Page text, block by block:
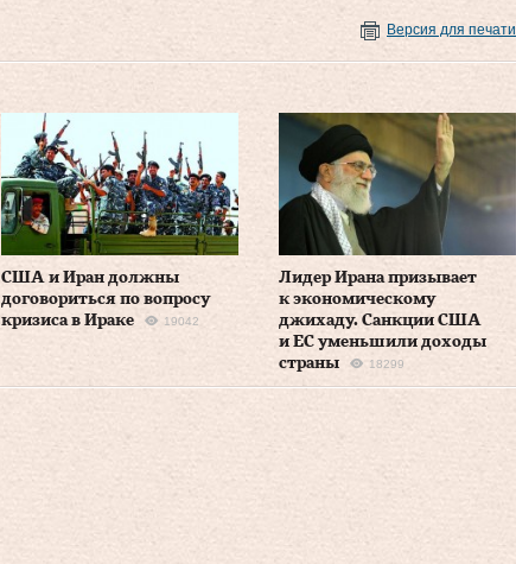
Версия для печати
США и Иран должны
договориться по вопросу
кризиса в Ираке
19042
Лидер Ирана призывает
к экономическому
джихаду. Санкции США
и ЕС уменьшили доходы
страны
18299